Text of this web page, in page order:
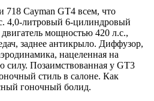
718 Cayman GT4 всем, что
4,0-литровый 6-цилиндровый
мощностью 420 л.с.,
заднее антикрыло. Диффузор,
нацеленная на
Позаимствованная у GT3
стиль в салоне. Как
гоночный болид.